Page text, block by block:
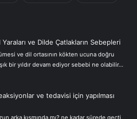
Yaraları ve Dilde Çatlakların Sebepleri
ve dil ortasının kökten ucuna doğru
bir yıldır devam ediyor sebebi ne olabilir…
ve tedavisi için yapılması
arka kısmında mı? ne kadar sürede geçti,